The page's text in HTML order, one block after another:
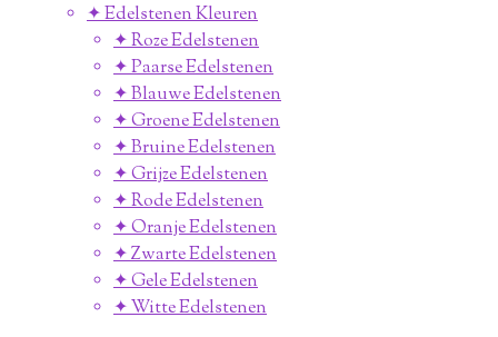
✦ Edelstenen Kleuren
✦ Roze Edelstenen
✦ Paarse Edelstenen
✦ Blauwe Edelstenen
✦ Groene Edelstenen
✦ Bruine Edelstenen
✦ Grijze Edelstenen
✦ Rode Edelstenen
✦ Oranje Edelstenen
✦ Zwarte Edelstenen
✦ Gele Edelstenen
✦ Witte Edelstenen